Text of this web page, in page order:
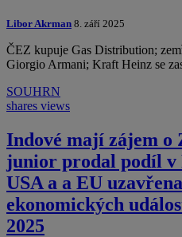
Libor Akrman 8. září 2025
ČEZ kupuje Gas Distribution;
Giorgio Armani; Kraft Heinz se
SOUHRN
shares views
Indové mají zájem
junior prodal podíl v
USA a a EU
ekonomických
2025